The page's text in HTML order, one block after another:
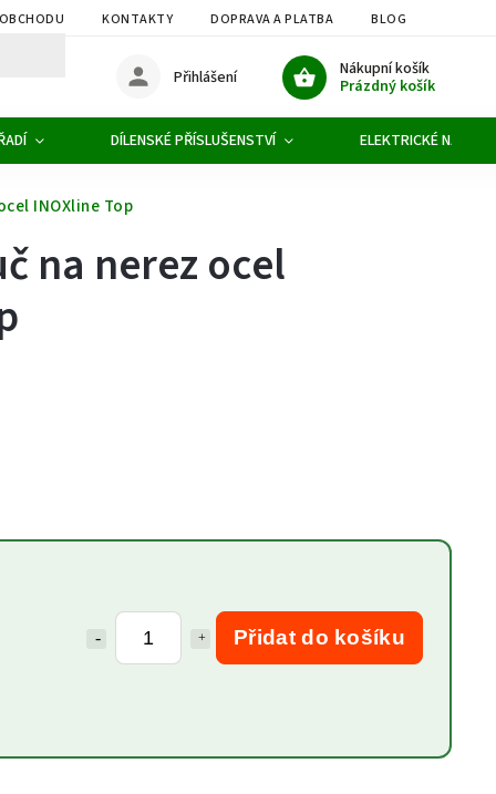
KONTAKTY DOPRAVA A PLATBA BLOG
Nákupní košík
Prázdný košík
Přihlášení
DÍLENSKÉ PŘÍSLUŠENSTVÍ ELEKTRICKÉ NÁŘADÍ
INOXline Top
Přidat do košíku
na nerez ocel